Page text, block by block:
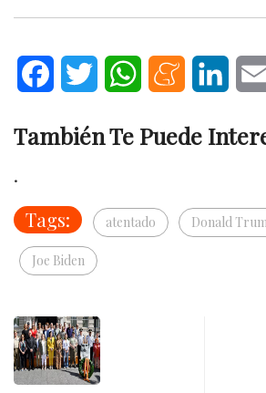
FacebookTwitter WhatsAppMeneame
También Te Puede
.
Tags:
atentado Donald
Joe Biden